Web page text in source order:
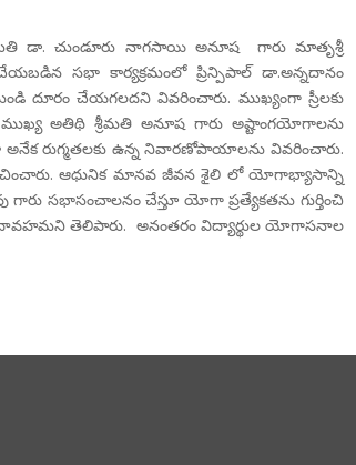
డా. చుండూరు నాగసాయి అనూష గారు మాతృశ్రీ
సభా కార్యక్రమంలో ప్రిన్పిపాల్ డా.అన్నదానం
దూరం చేయగలదని వివరించారు. ముఖ్యంగా స్రీలకు
అతిథి శ్రీమతి అనూష గారు అష్టాంగయోగాలను
రుగ్మతలకు ఉన్న నివారణోపాయాలను వివరించారు.
ఆధునిక మానవ జీవన శైలి లో యోగాభ్యాసాన్ని
గారు సభాసంచాలనం చేస్తూ యోగా ప్రత్యేకతను గుర్తించి
తెలిపారు. అనంతరం విద్యార్థుల యోగాసనాల